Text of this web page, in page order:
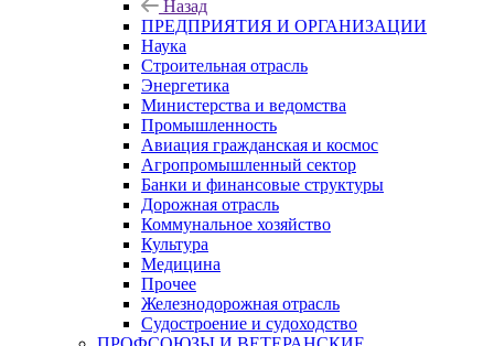
Назад
ПРЕДПРИЯТИЯ И ОРГАНИЗАЦИИ
Наука
Строительная отрасль
Энергетика
Министерства и ведомства
Промышленность
Авиация гражданская и космос
Агропромышленный сектор
Банки и финансовые структуры
Дорожная отрасль
Коммунальное хозяйство
Культура
Медицина
Прочее
Железнодорожная отрасль
Судостроение и судоходство